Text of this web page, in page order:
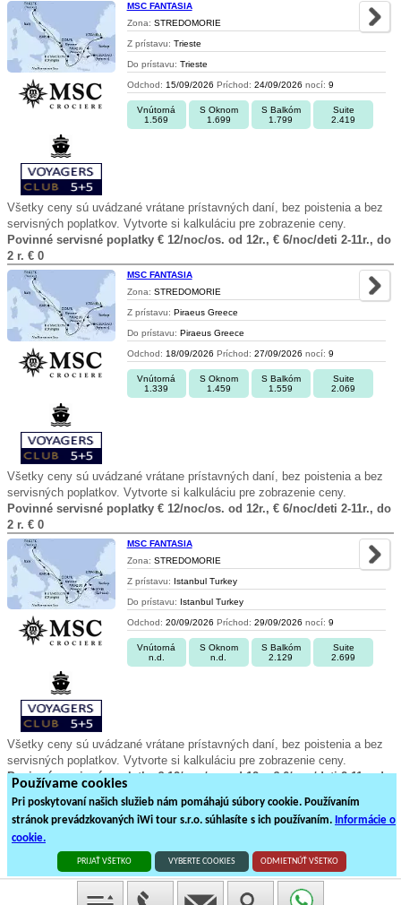
Používame cookies
Pri poskytovaní našich služieb nám pomáhajú súbory cookie. Používaním
stránok prevádzkovaných iWi tour s.r.o. súhlasíte s ich používaním. Informácie o
cookie.
PRIJAŤ VŠETKO VYBERTE COOKIES ODMIETNÚŤ VŠETKO
MSC FANTASIA
Zona: STREDOMORIE
Z prístavu: Trieste
Do prístavu: Trieste
Odchod: 15/09/2026 Príchod: 24/09/2026 nocí: 9
Vnútorná
1.569
S Oknom
1.699
S Balkóm
1.799
Suite
2.419
Všetky ceny sú uvádzané vrátane prístavných daní, bez poistenia a bez
servisných poplatkov. Vytvorte si kalkuláciu pre zobrazenie ceny.
Povinné servisné poplatky € 12/noc/os. od 12r., € 6/noc/deti 2-11r., do
2 r. € 0
MSC FANTASIA
Zona: STREDOMORIE
Z prístavu: Piraeus Greece
Do prístavu: Piraeus Greece
Odchod: 18/09/2026 Príchod: 27/09/2026 nocí: 9
Vnútorná
1.339
S Oknom
1.459
S Balkóm
1.559
Suite
2.069
Všetky ceny sú uvádzané vrátane prístavných daní, bez poistenia a bez
servisných poplatkov. Vytvorte si kalkuláciu pre zobrazenie ceny.
Povinné servisné poplatky € 12/noc/os. od 12r., € 6/noc/deti 2-11r., do
2 r. € 0
MSC FANTASIA
Zona: STREDOMORIE
Z prístavu: Istanbul Turkey
Do prístavu: Istanbul Turkey
Odchod: 20/09/2026 Príchod: 29/09/2026 nocí: 9
Vnútorná
n.d.
S Oknom
n.d.
S Balkóm
2.129
Suite
2.699
Všetky ceny sú uvádzané vrátane prístavných daní, bez poistenia a bez
servisných poplatkov. Vytvorte si kalkuláciu pre zobrazenie ceny.
Povinné servisné poplatky € 12/noc/os. od 12r., € 6/noc/deti 2-11r., do
1 2 3 4 5 6 7 8 9
492plavieb loďou na25stránkách